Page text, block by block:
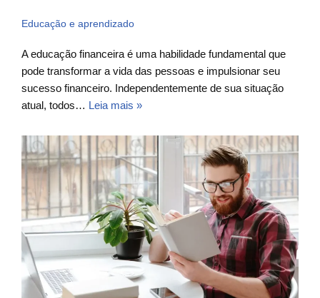
Educação e aprendizado
A educação financeira é uma habilidade fundamental que
pode transformar a vida das pessoas e impulsionar seu
sucesso financeiro. Independentemente de sua situação
atual, todos… Leia mais »